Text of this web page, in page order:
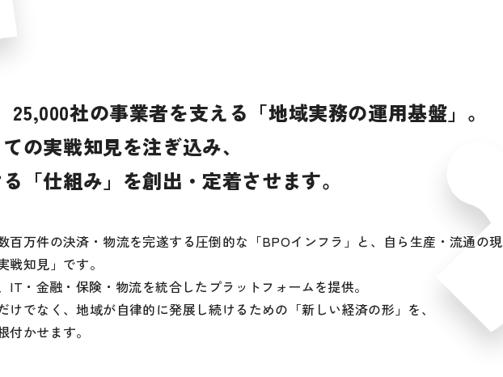
25,000社の事業者を支える「地域実務の運用基盤」。
の実戦知見を注ぎ込み、
「仕組み」を創出・定着させます。
百万件の決済・物流を完遂する圧倒的な「BPOインフラ」と、自ら生産・流通の現
知見」です。
IT・金融・保険・物流を統合したプラットフォームを提供。
けでなく、地域が自律的に発展し続けるための「新しい経済の形」を、
かせます。